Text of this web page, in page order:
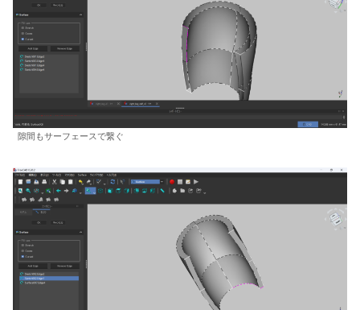
隙間もサーフェースで繋ぐ